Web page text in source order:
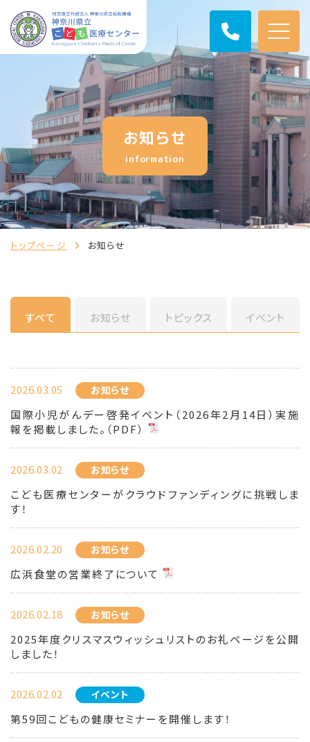
お知らせ
information
トップページ お知らせ
すべて お知らせ トピックス イベント
2026.03.05 お知らせ
国際小児がんデー啓発イベント（2026年2月14日）実施
報を掲載しました。（PDF）
2026.03.02 お知らせ
こども医療センターがクラウドファンディングに挑戦しま
す！
2026.02.20 お知らせ
広浜食堂の営業終了について
2026.02.18 お知らせ
2025年度クリスマスウィッシュリストのお礼ページを公開
しました！
2026.02.02 イベント
第59回こどもの健康セミナーを開催します！